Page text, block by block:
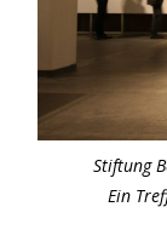
Stiftung
Ein